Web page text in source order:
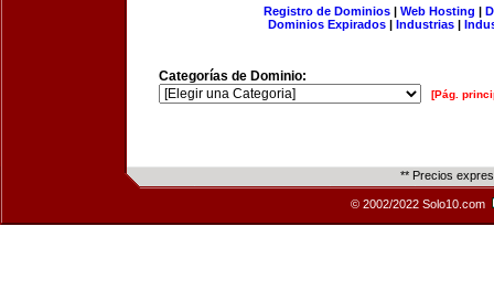
Registro de Dominios| Web Hosting |
Dominios Expirados | Industrias |
Categorías de Dominio:
[Pág.
** Precios
© 2002/2022 Solo10.com